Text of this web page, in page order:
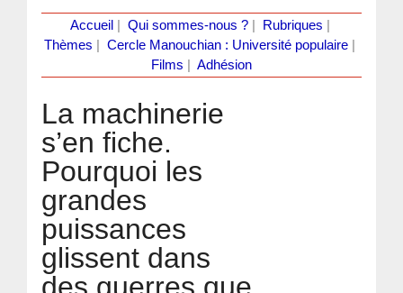
Accueil Qui sommes-nous ?| Rubriques
Thèmes
Cercle Manouchian : Université populaire
Films
Adhésion
La machinerie
s’en fiche.
Pourquoi les
grandes
puissances
glissent dans
des guerres que